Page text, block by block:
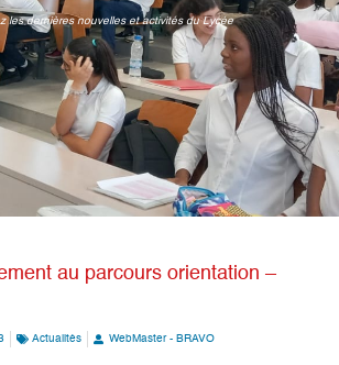
les dernières nouvelles et activités du Lycée
au parcours orientation –
Actualités WebMaster - BRAVO